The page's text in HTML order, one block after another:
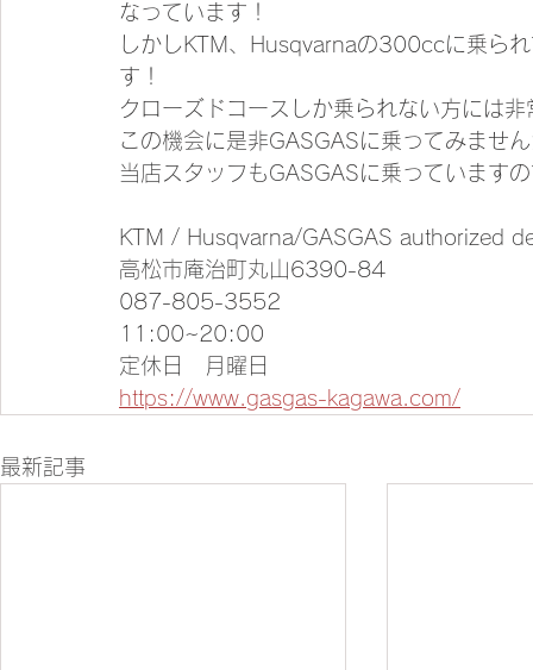
なっています！
しかしKTM、Husqvarnaの300ccに乗ら
す！
クローズドコースしか乗られない方には
この機会に是非GASGASに乗ってみませ
当店スタッフもGASGASに乗っています
KTM / Husqvarna/GASGAS authorized
高松市庵治町丸山6390-84
087-805-3552
11:00~20:00
定休日　月曜日
https://www.gasgas-kagawa.com/
最新記事